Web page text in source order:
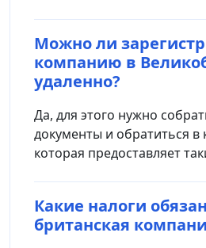
Можно ли
компанию в
удаленно?
Да, для этого нужно
документы и обратиться
которая предоставляет
Какие налоги
британская